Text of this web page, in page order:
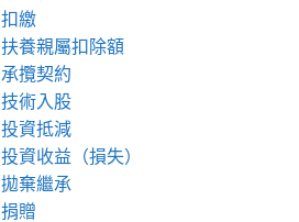
扣繳
扶養親屬扣除額
承攬契約
技術入股
投資抵減
投資收益（損失）
拋棄繼承
捐贈